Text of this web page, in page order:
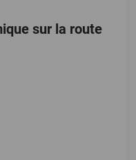
sur la route